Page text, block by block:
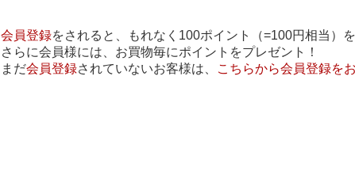
会員登録をされると、もれなく100ポイント（=100円相当）
さらに会員様には、お買物毎にポイントをプレゼント！
まだ会員登録されていないお客様は、 こちらから会員登録を